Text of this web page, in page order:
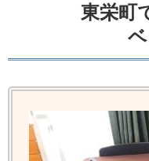
東栄町